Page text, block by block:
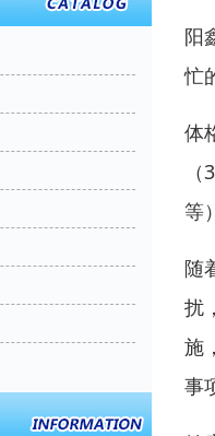
阳
忙
体
等
随
扰
施
事